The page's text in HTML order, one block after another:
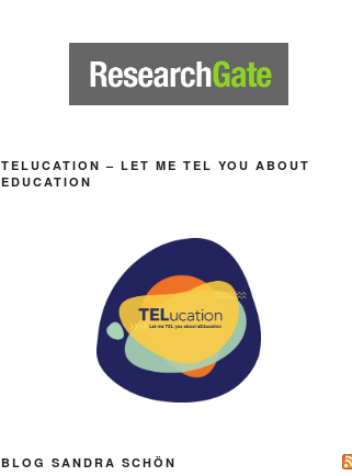
TELUCATION – LET ME TEL YOU ABOUT
EDUCATION
BLOG SANDRA SCHÖN